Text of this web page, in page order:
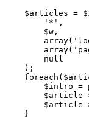
$articles =
'*',
$w,
null
);
$intro =
$article-
$article-
}